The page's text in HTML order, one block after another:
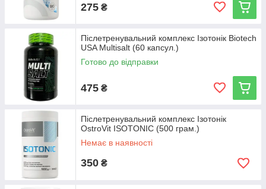
275 ₴
Післетренувальний комплекс Ізотонік Biotech
USA Multisalt (60 капсул.)
Готово до відправки
475 ₴
Післетренувальний комплекс Ізотонік
OstroVit ISOTONIC (500 грам.)
Немає в наявності
350 ₴